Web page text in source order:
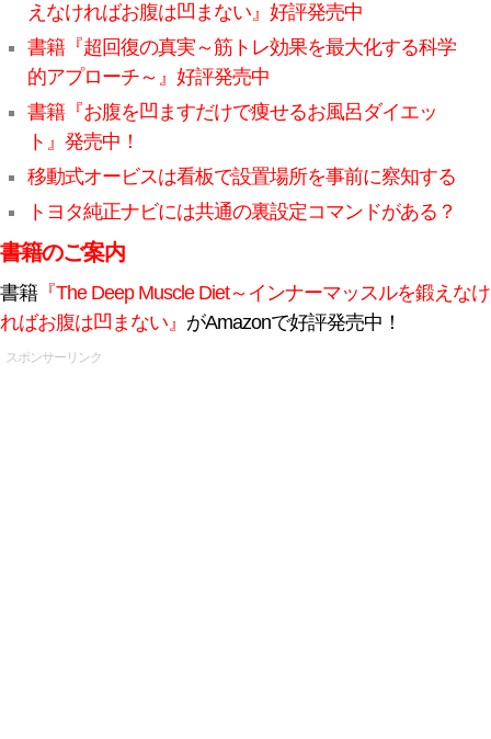
えなければお腹は凹まない』好評発売中
書籍『超回復の真実～筋トレ効果を最大化する科学
的アプローチ～』好評発売中
書籍『お腹を凹ますだけで痩せるお風呂ダイエッ
ト』発売中！
移動式オービスは看板で設置場所を事前に察知する
トヨタ純正ナビには共通の裏設定コマンドがある？
書籍のご案内
書籍『The Deep Muscle Diet～インナーマッスルを鍛えなけ
ればお腹は凹まない』 がAmazonで好評発売中！
スポンサーリンク